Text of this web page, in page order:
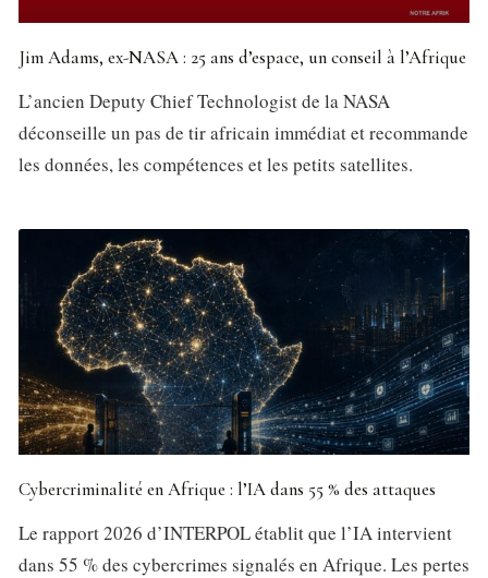
Jim Adams, ex-NASA : 25 ans d’espace, un conseil à l’Afrique
L’ancien Deputy Chief Technologist de la NASA
déconseille un pas de tir africain immédiat et recommande
les données, les compétences et les petits satellites.
Cybercriminalité en Afrique : l’IA dans 55 % des attaques
Le rapport 2026 d’INTERPOL établit que l’IA intervient
dans 55 % des cybercrimes signalés en Afrique. Les pertes